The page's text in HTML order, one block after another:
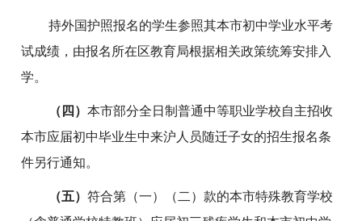
持外国护照报名的学生参照其本市初中学业水平考
试成绩，由报名所在区教育局根据相关政策统筹安排入
学。
（四）本市部分全日制普通中等职业学校自主招收
本市应届初中毕业生中来沪人员随迁子女的招生报名条
件另行通知。
（五）符合第（一）（二）款的本市特殊教育学校